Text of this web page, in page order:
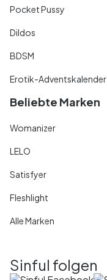
Pocket Pussy
Dildos
BDSM
Erotik-Adventskalender
Beliebte Marken
Womanizer
LELO
Satisfyer
Fleshlight
Alle Marken
Sinful folgen